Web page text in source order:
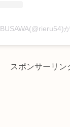
スポンサーリン